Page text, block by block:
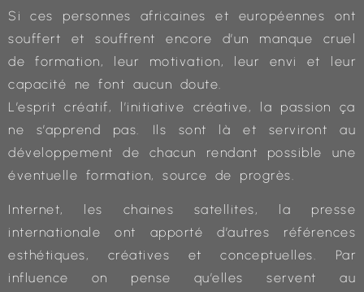
Si ces personnes africaines et européennes ont
souffert et souffrent encore d’un manque cruel
de formation, leur motivation, leur envi et leur
capacité ne font aucun doute.
L’esprit créatif, l’initiative créative, la passion ça
ne s’apprend pas. Ils sont là et serviront au
développement de chacun rendant possible une
éventuelle formation, source de progrès.
Internet, les chaines satellites, la presse
internationale ont apporté d’autres références
esthétiques, créatives et conceptuelles. Par
influence on pense qu’elles servent au